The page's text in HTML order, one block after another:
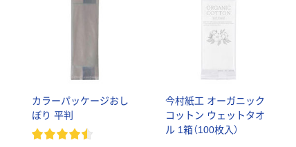
カラーパッケージおし
ぼり 平判
今村紙工 オーガニック
コットン ウェットタオ
ル 1箱（100枚入）